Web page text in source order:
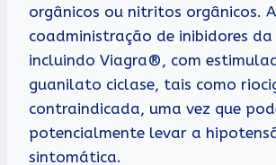
orgânicos ou nitritos orgânicos. A
coadministração de inibidores da
incluindo Viagra®, com
guanilato ciclase, tais como
contraindicada, uma vez que
potencialmente levar a
sintomática.